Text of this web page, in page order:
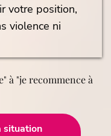
votre position,
violence ni
à "je recommence à
situation